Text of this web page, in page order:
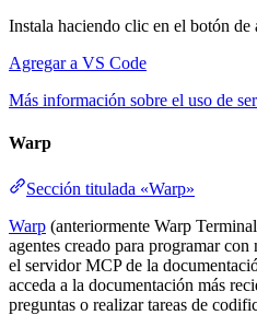
Instala haciendo clic en el botón de
Agregar a VS Code
Más información sobre el uso de
Warp
Sección titulada «Warp»
Warp (anteriormente Warp
agentes creado para programar
el servidor MCP de la
acceda a la documentación más
preguntas o realizar tareas de